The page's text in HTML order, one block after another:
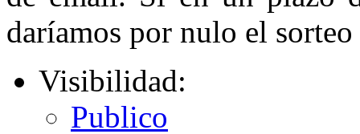
daríamos por nulo el
Visibilidad:
Publico